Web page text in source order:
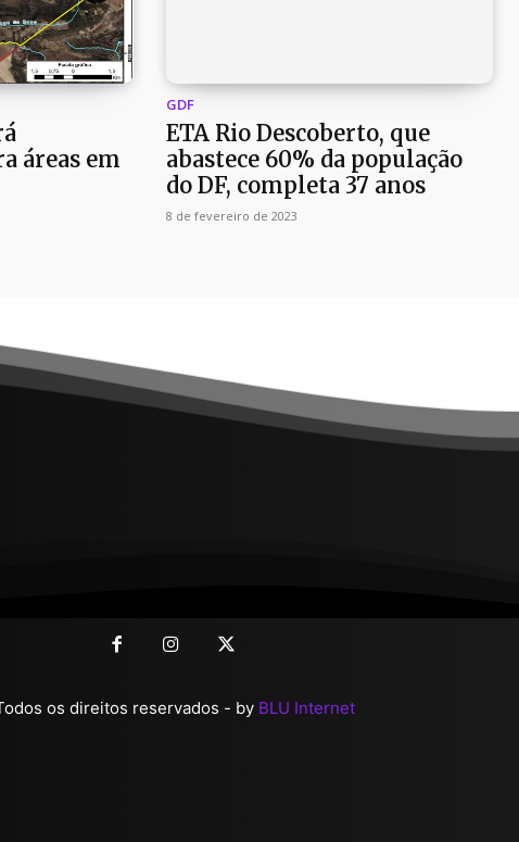
áreas em
GDF
ETA Rio Descoberto, que
abastece 60% da população
do DF, completa 37 anos
8 de fevereiro de 2023
os direitos reservados - by BLU Internet